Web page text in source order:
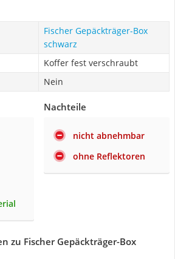
Fischer Gepäckträger-Box
schwarz
Koffer fest verschraubt
Nein
Nachteile
nicht abnehmbar
ohne Reflektoren
zu Fischer Gepäckträger-Box